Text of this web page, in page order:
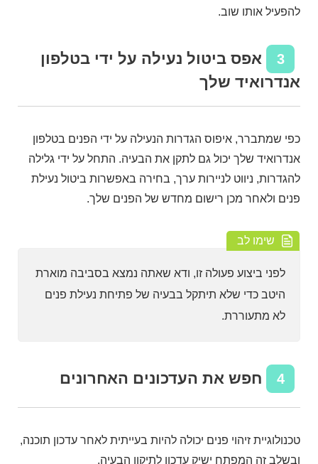
להפעיל אותו שוב.
3
אפס ביטול נעילה על ידי בטלפון
אנדרואיד שלך
כפי שמתברר, איפוס הגדרות הנעילה על ידי הפנים בטלפון
אנדרואיד שלך יכול גם לתקן את הבעיה. התחל על ידי גלילה
להגדרות, ניווט לניירות ערך, בחירה באפשרות ביטול נעילת
פנים ולאחר מכן רישום מחדש של הפנים שלך.
שימו לב
לפני ביצוע פעולה זו, ודא שאתה נמצא בסביבה מוארת
היטב כדי שלא תיתקל בבעיה של פתיחת נעילת פנים
לא מתעוררת.
4 חפש את העדכונים האחרונים
טכנולוגיית זיהוי פנים יכולה להיות בעייתית לאחר עדכון תוכנה,
ובשלב זה המפתח ישיק עדכון לתיקון הבעיה.